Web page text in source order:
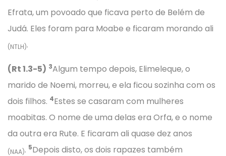
Efrata, um povoado que ficava perto de Belém de
Judá. Eles foram para Moabe e ficaram morando ali
(NTLH).
(Rt 1.3-5) 3Algum tempo depois, Elimeleque, o
marido de Noemi, morreu, e ela ficou sozinha com os
dois filhos. 4Estes se casaram com mulheres
moabitas. O nome de uma delas era Orfa, e o nome
da outra era Rute. E ficaram ali quase dez anos
(NAA). 5Depois disto, os dois rapazes também